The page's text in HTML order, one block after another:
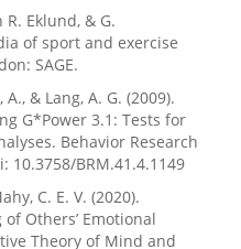
R. Eklund, & G.
of sport and exercise
SAGE.
& Lang, A. G. (2009).
G*Power 3.1: Tests for
Behavior Research
10.3758/BRM.41.4.1149
C. E. V. (2020).
Others’ Emotional
Theory of Mind and